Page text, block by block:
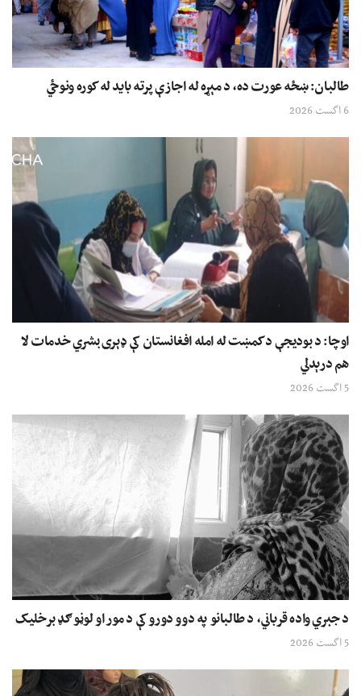
طالبان: ښځه عورت ده، د مېړه له اجازې پرته باید له کوره ونوځي
6 اگست 2026
اوچا: د بودیجې د کمښت له امله افغانستان کې ډېری بشري خدمات لا
هم درېدلي
5 اگست 2026
د جبري واده قرباني، د طالبانو په دوو دورو کې د مور او لوڼو ګډ برخلیک
5 اگست 2026